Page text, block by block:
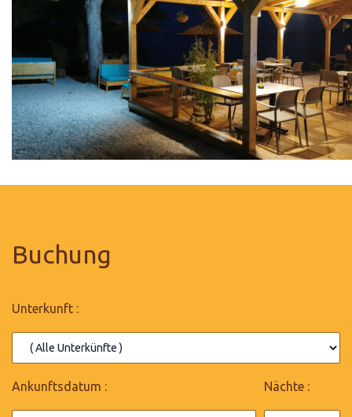
Buchung
Unterkunft :
Ankunftsdatum : Nächte :